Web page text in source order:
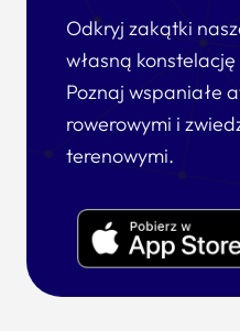
Odkryj zakątki
własną
Poznaj wspaniałe
rowerowymi i
terenowymi.